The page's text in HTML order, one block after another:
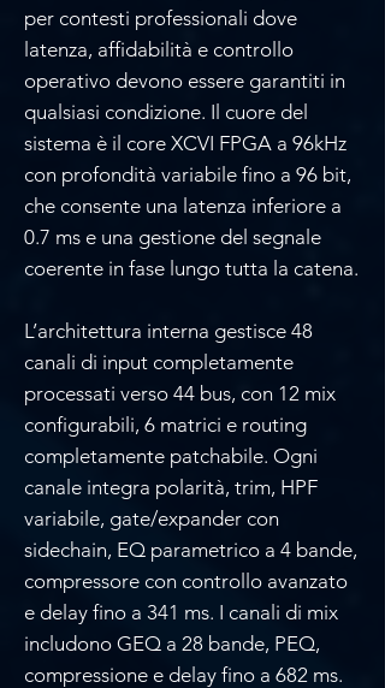
per contesti professionali dove
latenza, affidabilità e controllo
operativo devono essere garantiti in
qualsiasi condizione. Il cuore del
sistema è il core XCVI FPGA a 96kHz
con profondità variabile fino a 96 bit,
che consente una latenza inferiore a
0.7 ms e una gestione del segnale
coerente in fase lungo tutta la catena.
L’architettura interna gestisce 48
canali di input completamente
processati verso 44 bus, con 12 mix
configurabili, 6 matrici e routing
completamente patchabile. Ogni
canale integra polarità, trim, HPF
variabile, gate/expander con
sidechain, EQ parametrico a 4 bande,
compressore con controllo avanzato
e delay fino a 341 ms. I canali di mix
includono GEQ a 28 bande, PEQ,
compressione e delay fino a 682 ms.